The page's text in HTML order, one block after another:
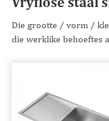
Vryflose staal
Die grootte / vorm /
die werklike behoeftes